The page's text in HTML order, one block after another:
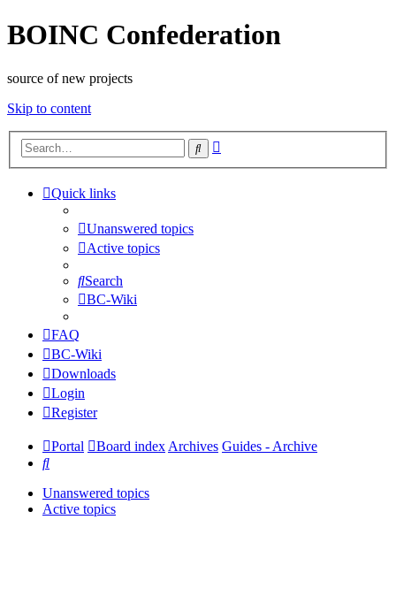
BOINC Confederation
source of new projects
Skip to content
Search
Quick links
Unanswered topics
Active topics
Search
BC-Wiki
FAQ
BC-Wiki
Downloads
Login
Register
Portal Board indexArchives Guides - Archive
Search
Unanswered topics
Active topics